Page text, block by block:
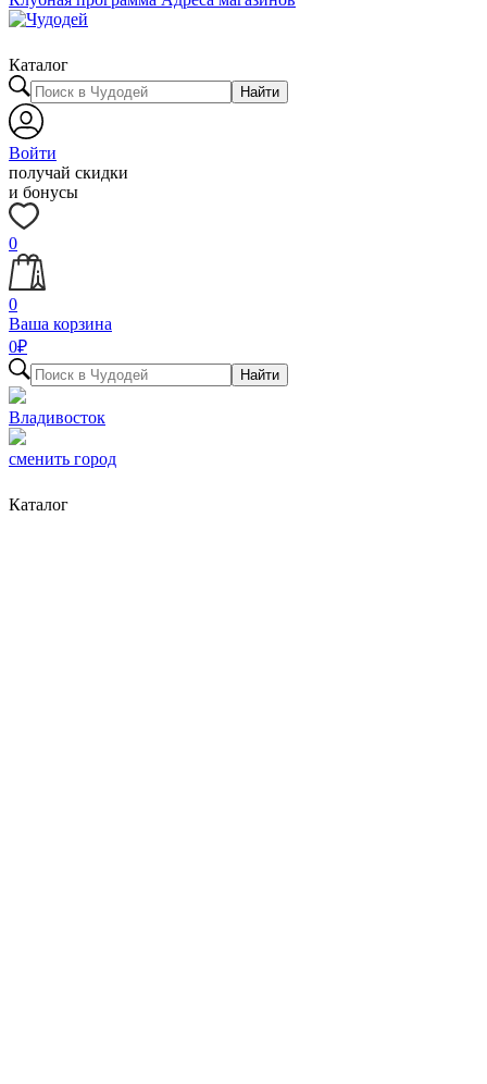
Каталог
Найти
Войти
получай скидки
и бонусы
0
0
Ваша корзина
0₽
Найти
Владивосток
сменить город
Каталог